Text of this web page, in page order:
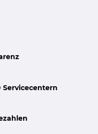
Servicecentern